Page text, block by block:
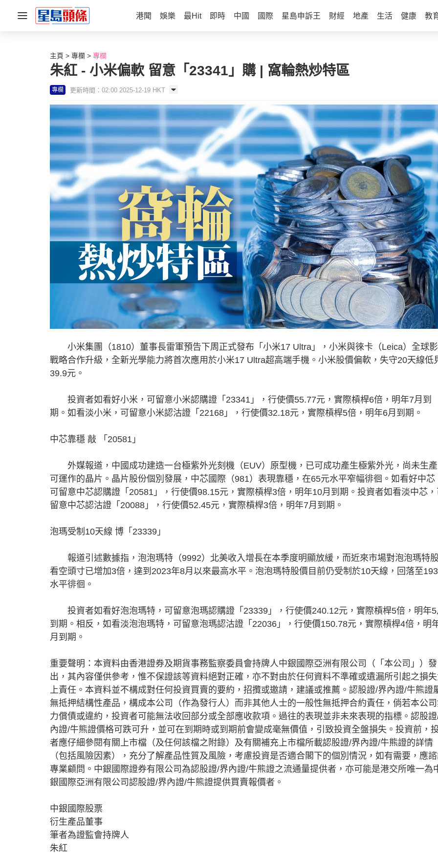
港聞 娛樂 最Hit 即時 中國 國際 星島申訴王 財經 地產 生活 健康 教
主頁 專欄 專欄
朱紅 - 小米偏軟 留意「23341」購 | 窩輪熱炒特區
專欄 更新時間：02:00 2025-12-19 HKT
小米集團（1810）董事長雷軍預告下周正式發布「小米17 Ultra」，小米與徠卡（Leica）全球
戰略合作升級，全新光學能力將首次應用於小米17 Ultra超高端手機。小米股價偏軟，失守20天線低
39.9元。
投資者如看好小米，可留意小米認購證「23341」，行使價55.77元，實際槓桿6倍，明年7月到
期。如看淡小米，可留意小米認沽證「22168」，行使價32.18元，實際槓桿5倍，明年6月到期。
中芯靠穩 敲 「20581」
外媒報道，中國成功建造一台極紫外光刻機（EUV）原型機，已可成功產生極紫外光，尚未生產
可運作的晶片。晶片股份個別發展，中芯國際（981）表現靠穩，在65元水平窄幅徘徊。如看好中芯
可留意中芯認購證「20581」，行使價98.15元，實際槓桿3倍，明年10月到期。投資者如看淡中芯，
留意中芯認沽證「20088」，行使價52.45元，實際槓桿3倍，明年7月到期。
泡瑪受制10天線 博「23339」
報道引述數據指，泡泡瑪特（9992）北美收入增長在本季度明顯放緩，而近來市場對泡泡瑪特
看空頭寸已增加3倍，達到2023年8月以來最高水平。泡泡瑪特股價目前仍受制於10天線，回落至
水平徘徊。
投資者如看好泡泡瑪特，可留意泡瑪認購證「23339」，行使價240.12元，實際槓桿5倍，明年5
到期。相反，如看淡泡泡瑪特，可留意泡瑪認沽證「22036」，行使價150.78元，實際槓桿4倍，明
月到期。
重要聲明：本資料由香港證券及期貨事務監察委員會持牌人中銀國際亞洲有限公司（「本公司」）發
出，其內容僅供參考，惟不保證該等資料絕對正確，亦不對由於任何資料不準確或遺漏所引起之損失
上責任。本資料並不構成對任何投資買賣的要約，招攬或邀請，建議或推薦。認股證/界內證/牛熊證
無抵押結構性產品，構成本公司（作為發行人）而非其他人士的一般性無抵押合約責任，倘若本公
力償債或違約，投資者可能無法收回部分或全部應收款項。過往的表現並非未來表現的指標。認股
內證/牛熊證價格可跌可升，並可在到期時或到期前會變成毫無價值，引致投資全盤損失。投資前，
者應仔細參閱有關上市檔（及任何該檔之附錄）及有關補充上市檔所載認股證/界內證/牛熊證的詳情
（包括風險因素），充分了解產品性質及風險，考慮投資是否適合閣下的個別情況，如有需要，應
專業顧問。中銀國際證券有限公司為認股證/界內證/牛熊證之流通量提供者，亦可能是港交所唯一為
銀國際亞洲有限公司認股證/界內證/牛熊證提供買賣報價者。
中銀國際股票
衍生產品董事
筆者為證監會持牌人
朱紅